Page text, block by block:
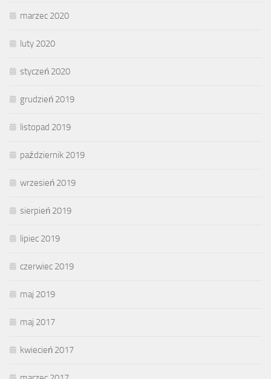
marzec 2020
luty 2020
styczeń 2020
grudzień 2019
listopad 2019
październik 2019
wrzesień 2019
sierpień 2019
lipiec 2019
czerwiec 2019
maj 2019
maj 2017
kwiecień 2017